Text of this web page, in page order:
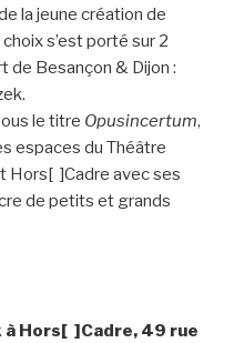
la jeune création de
s’est porté sur 2
de Besançon & Dijon :
le titre Opusincertum,
espaces du Théâtre
Hors[ ]Cadre avec ses
de petits et grands
à Hors[ ]Cadre, 49 rue